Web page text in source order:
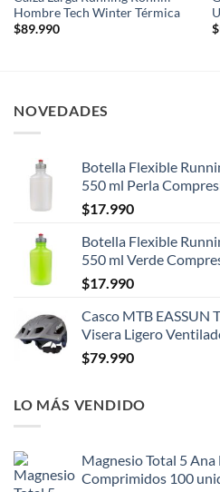
Hombre Tech Winter Térmica
$89.990
$
NOVEDADES
Botella Flexible
550 ml Perla
$17.990
Botella Flexible
550 ml Verde
$17.990
Casco MTB EASSUN
Visera Ligero
$79.990
LO MÁS VENDIDO
Magnesio Total 5
Comprimidos 100